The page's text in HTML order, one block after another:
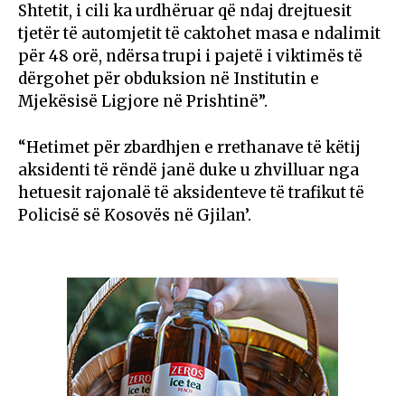
Shtetit, i cili ka urdhëruar që ndaj drejtuesit
tjetër të automjetit të caktohet masa e ndalimit
për 48 orë, ndërsa trupi i pajetë i viktimës të
dërgohet për obduksion në Institutin e
Mjekësisë Ligjore në Prishtinë”.
“Hetimet për zbardhjen e rrethanave të këtij
aksidenti të rëndë janë duke u zhvilluar nga
hetuesit rajonalë të aksidenteve të trafikut të
Policisë së Kosovës në Gjilan’.